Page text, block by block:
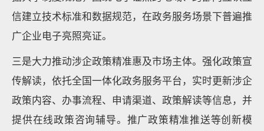
信建立技术标准和数据规范，在政务服务场景下普遍推
广企业电子亮照亮证。
三是大力推动涉企政策精准惠及市场主体。强化政策宣
传解读，依托全国一体化政务服务平台，实时更新涉企
政策内容、办事流程、申请渠道、政策解读等信息，并
提供在线政策咨询辅导。推广政策精准推送等创新模